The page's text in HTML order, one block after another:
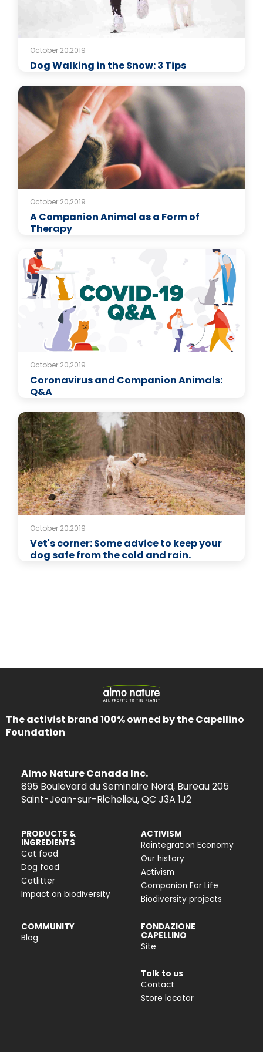
October 20,2019
Dog Walking in the Snow: 3 Tips
October 20,2019
A Companion Animal as a Form of
Therapy
October 20,2019
Coronavirus and Companion Animals:
Q&A
October 20,2019
Vet's corner: Some advice to keep your
dog safe from the cold and rain.
The activist brand 100% owned by the Capellino
Foundation
Almo Nature Canada Inc.
895 Boulevard du Seminaire Nord, Bureau 205
Saint-Jean-sur-Richelieu, QC J3A 1J2
PRODUCTS &
INGREDIENTS
Cat food
Dog food
Catlitter
Impact on biodiversity
ACTIVISM
Reintegration Economy
Our history
Activism
Companion For Life
Biodiversity projects
COMMUNITY
Blog
FONDAZIONE
CAPELLINO
Site
Talk to us
Contact
Store locator